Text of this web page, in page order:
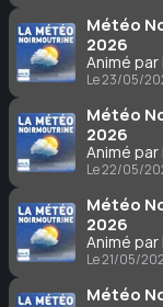
Météo
2026
Animé
Le 23/05/
Météo
2026
Animé
Le 22/05/
Météo
2026
Animé
Le 21/05/
Météo